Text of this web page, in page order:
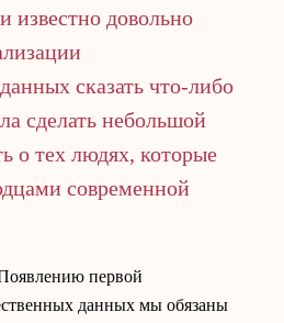
известно довольно
сказать что-либо
сделать небольшой
о тех людях, которые
современной
первой
данных мы обязаны